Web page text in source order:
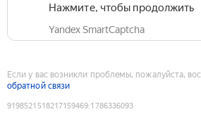
Нажмите, чтобы продолжить
Yandex SmartCaptcha
Если у вас возникли проблемы, пожалуйста,
обратной связи
9198521518217159469:1786336093